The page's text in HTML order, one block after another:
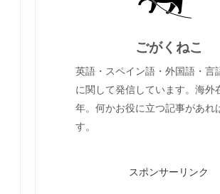
ごがくねこ
英語・スペイン語・外国語・言
に関して発信しています。海外
年。何かお役に立つ記事があれ
す。
スポンサーリンク